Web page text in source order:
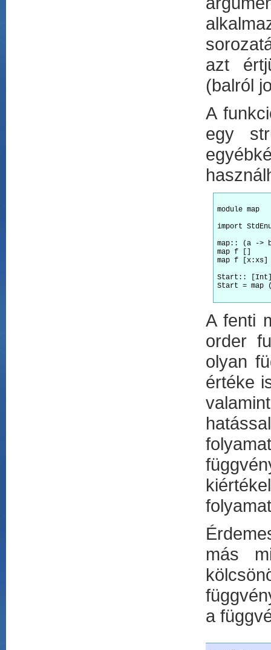
azt
(balról
A
egy
module
import
map:: (a ->
map f []
map f
Start::
Start =
A fenti
order
olyan
értéke
más
a